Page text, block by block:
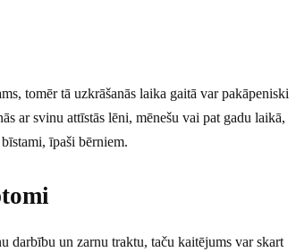
tomēr tā uzkrāšanās laika gaitā var pakāpeniski
ar svinu attīstās lēni, mēnešu vai pat gadu laikā,
īpaši bērniem.
darbību un zarnu traktu, taču kaitējums var skart